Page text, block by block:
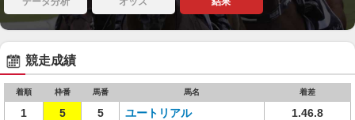
競走成績
着順 枠番 馬番 馬名 着差
1 5 5 ユートリアル
1.46.8